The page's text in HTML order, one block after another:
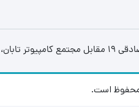
مانیاتک
محفوظ است.